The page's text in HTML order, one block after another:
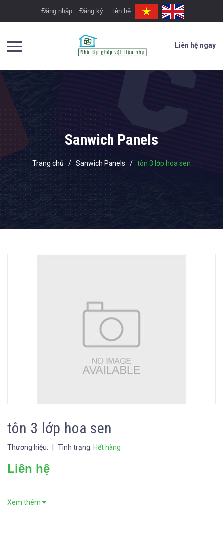
Đăng nhập Đăng ký Liên hệ
Liên hệ ngay
Sanwich Panels
Trang chủ / Sanwich Panels / tôn 3 lớp hoa sen
tôn 3 lớp hoa sen
Thương hiệu: Tình trạng: Hết hàng
Liên hệ
Xem thêm